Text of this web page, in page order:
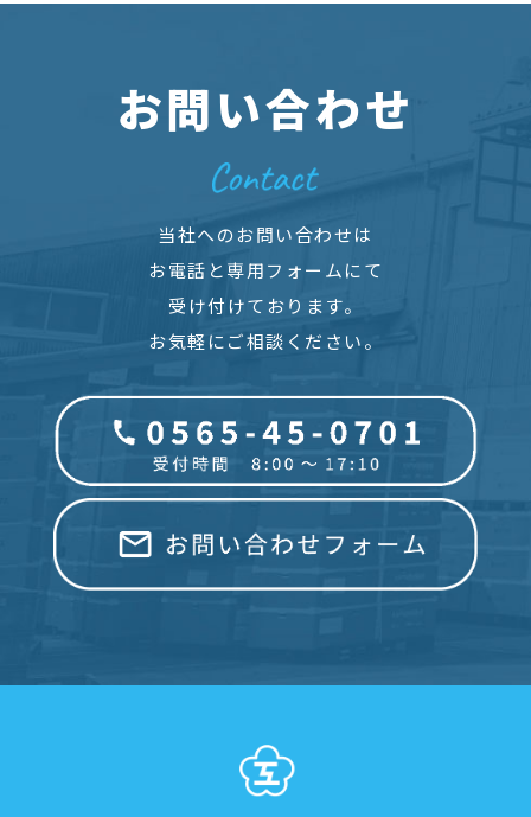
お問い合わせ
当社へのお問い合わせは
お電話と専用フォームにて
受け付けております。
お気軽にご相談ください。